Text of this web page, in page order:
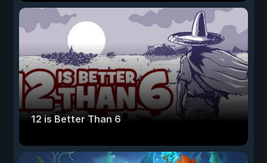
12 is Better Than 6